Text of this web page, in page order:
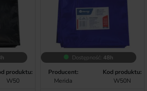
produktu:
W50
Dostępność: 48h
Producent:
Merida
Kod produktu:
W50N